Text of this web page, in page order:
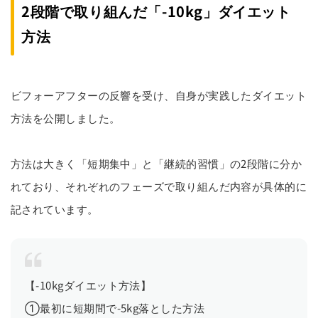
2段階で取り組んだ「-10kg」ダイエット
方法
ビフォーアフターの反響を受け、自身が実践したダイエット
方法を公開しました。
方法は大きく「短期集中」と「継続的習慣」の2段階に分か
れており、それぞれのフェーズで取り組んだ内容が具体的に
記されています。
【-10kgダイエット方法】
①最初に短期間で-5kg落とした方法